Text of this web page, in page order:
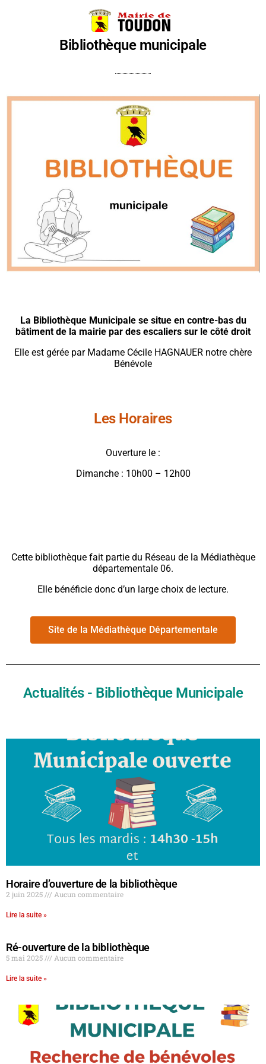
Bibliothèque municipale
La Bibliothèque Municipale se situe en contre-bas du
bâtiment de la mairie par des escaliers sur le côté droit
Elle est gérée par Madame Cécile HAGNAUER notre chère
Bénévole
Les Horaires
Ouverture le :
Dimanche : 10h00 – 12h00
Cette bibliothèque fait partie du Réseau de la Médiathèque
départementale 06.
Elle bénéficie donc d’un large choix de lecture.
Site de la Médiathèque Départementale
Actualités - Bibliothèque Municipale
Horaire d’ouverture de la bibliothèque
2 juin 2025 Aucun commentaire
Lire la suite »
Ré-ouverture de la bibliothèque
5 mai 2025 Aucun commentaire
Lire la suite »